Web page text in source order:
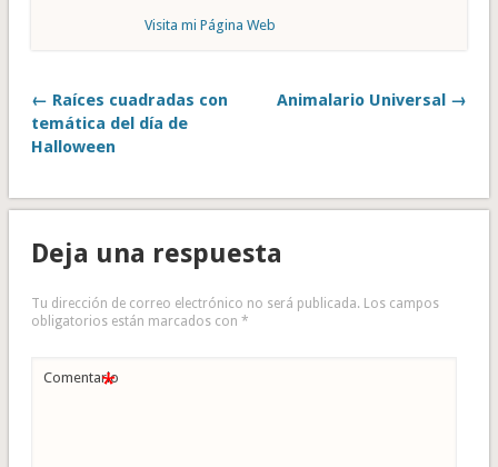
Visita mi Página Web
← Raíces cuadradas con
temática del día de
Halloween
Animalario Universal →
Deja una respuesta
Tu dirección de correo electrónico no será publicada. Los campos
obligatorios están marcados con *
Comentario
*